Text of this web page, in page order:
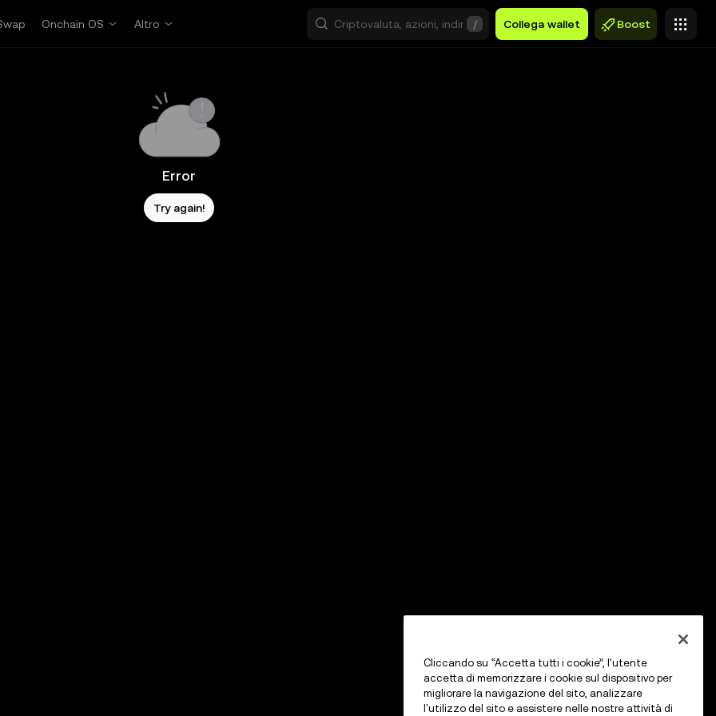
Onchain OS Altro / Collega wallet Boost
Error
Try again!
Cliccando su “Accetta tutti i cookie”, l'utente
accetta di memorizzare i cookie sul dispositivo per
migliorare la navigazione del sito, analizzare
l'utilizzo del sito e assistere nelle nostre attività di